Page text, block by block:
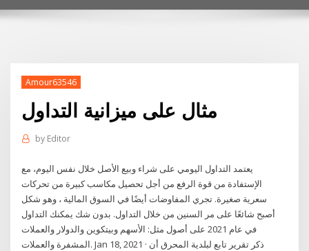
Amour63546
مثال على ميزانية التداول
by Editor
يعتمد التداول اليومي على شراء وبيع الأصل خلال نفس اليوم، مع
الإستفادة من قوة الرفع من أجل تحصيل مكاسب كبيرة من تحركات
سعرية صغيرة. تجري المفاوضات أيضًا في السوق المالية ، وهو شكل
أصبح شائعًا على مر السنين من خلال التداول. بدون شك يمكنك التداول
في عام 2021 على أصول مثل: الأسهم وبيتكوين والدولار والعملات
المشفرة والعملات. Jan 18, 2021 · ذكر تقرير تابع لبلدية المحرق أن